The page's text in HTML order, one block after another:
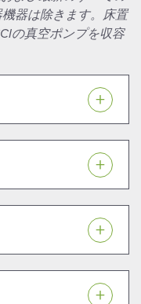
器は除きます。床置
の真空ポンプを収容